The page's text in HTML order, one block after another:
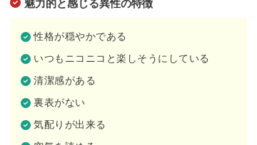
性格が穏やかである
いつもニコニコと楽しそうにしている
清潔感がある
裏表がない
気配りが出来る